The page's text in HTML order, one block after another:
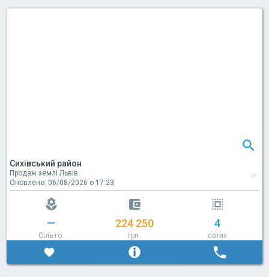
Сихівський район
Продаж землі Львів
Оновлено: 06/08/2026 о 17:23
—
Сіль-го.
224 250
грн.
4
сотих